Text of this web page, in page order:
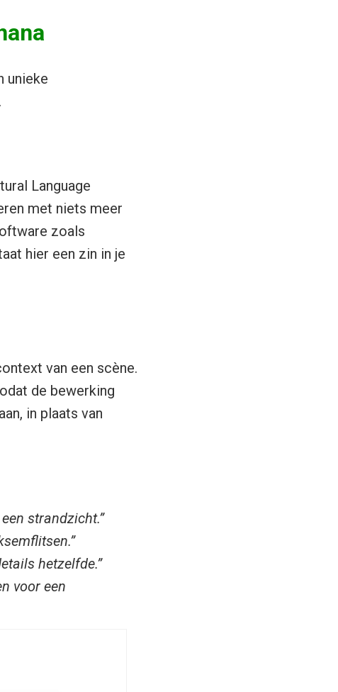
unieke
Language
met niets meer
zoals
hier een zin in je
van een scène.
de bewerking
in plaats van
strandzicht.”
hetzelfde.”
voor een